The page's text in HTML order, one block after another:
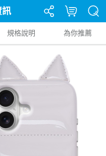
訊
規格說明 為你推薦